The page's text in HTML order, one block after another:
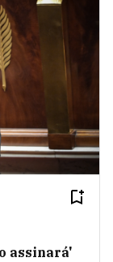
assinará'